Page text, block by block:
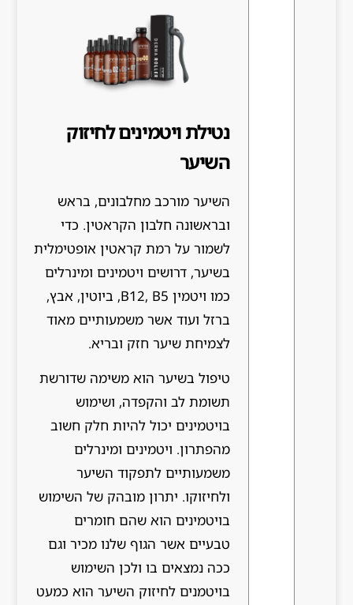
נטילת ויטמינים לחיזוק
השיער
השיער מורכב מחלבונים, בראש
ובראשונה חלבון הקראטין. כדי
לשמור על רמת קראטין אופטימלית
בשיער, דרושים ויטמינים ומינרלים
כמו ויטמין B12, B5, ביוטין, אבץ,
ברזל ועוד אשר משמעותיים מאוד
לצמיחת שיער חזק ובריא.
טיפול בשיער הוא משימה שדורשת
תשומת לב והקפדה, ושימוש
בויטמינים יכול להיות חלק חשוב
מהפתרון. ויטמינים ומינרלים
משמעותיים לתפקוד השיער
ולחיזוקו. יתרון מובהק של השימוש
בויטמינים הוא שהם חומרים
טבעיים אשר הגוף שלנו מכיר וגם
ככה נמצאים בו ולכן השימוש
בויטמנים לחיזוק השיער הוא כמעט